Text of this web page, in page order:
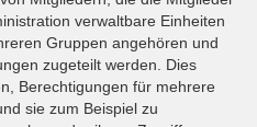
verwaltbare Einheiten
Gruppen angehören und
zugeteilt werden. Dies
Berechtigungen für mehrere
sie zum Beispiel zu